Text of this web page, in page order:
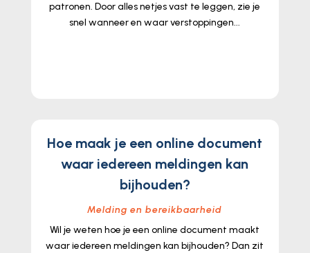
patronen. Door alles netjes vast te leggen, zie je
snel wanneer en waar verstoppingen...
Hoe maak je een online document
waar iedereen meldingen kan
bijhouden?
Melding en bereikbaarheid
Wil je weten hoe je een online document maakt
waar iedereen meldingen kan bijhouden? Dan zit